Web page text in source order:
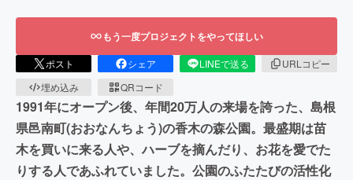
もう一度プロジェクトをやってほしい
ポスト シェア LINEで送る
URLコピー
埋め込み
QRコード
1991年にオープン後、年間20万人の来場を誇った、島根
県邑南町(おおなんちょう)の香木の森公園。最盛期は苗
木を買いに来る人や、ハーブを摘んだり、お花を愛でた
りする人であふれていました。公園のふたたびの活性化